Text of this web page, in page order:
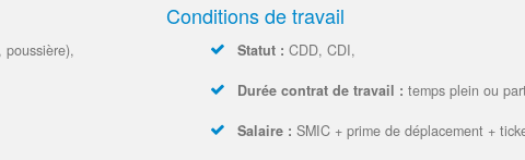
poussière),
Conditions de travail
Statut : CDD, CDI,
Durée contrat de travail : temps plein ou
Salaire : SMIC + prime de déplacement +